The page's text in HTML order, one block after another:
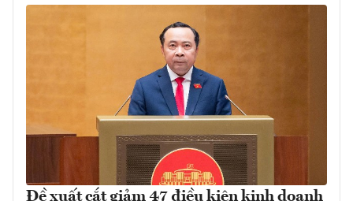
Đề xuất cắt giảm 47 điều kiện kinh doanh